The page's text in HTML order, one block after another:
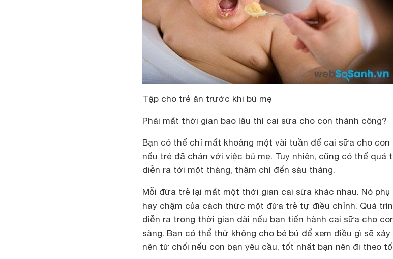
Tập cho trẻ ăn trước khi bú mẹ
Phải mất thời gian bao lâu thì cai sữa cho con thành công?
Bạn có thể chỉ mất khoảng một vài tuần để cai sữa cho
nếu trẻ đã chán với việc bú mẹ. Tuy nhiên, cũng có thể quá
diễn ra tới một tháng, thậm chí đến sáu tháng.
Mỗi đứa trẻ lại mất một thời gian cai sữa khác nhau. Nó
hay chậm của cách thức một đứa trẻ tự điều chỉnh. Quá
diễn ra trong thời gian dài nếu bạn tiến hành cai sữa cho
sàng. Bạn có thể thử không cho bé bú để xem điều gì sẽ
nên từ chối nếu con bạn yêu cầu, tốt nhất bạn nên đi theo